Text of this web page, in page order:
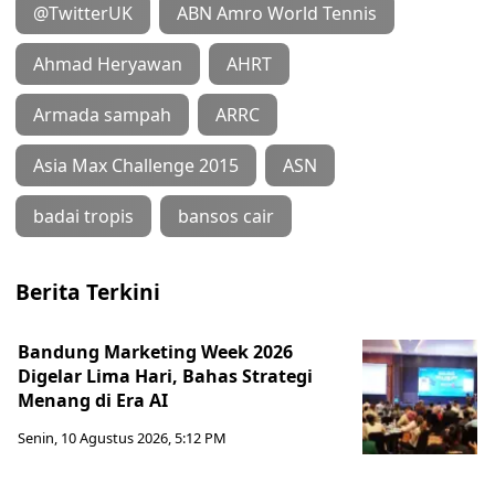
@TwitterUK ABN Amro World Tennis
Ahmad Heryawan AHRT
Armada sampah ARRC
Asia Max Challenge 2015 ASN
badai tropis bansos cair
Berita Terkini
Bandung Marketing Week 2026
Digelar Lima Hari, Bahas Strategi
Menang di Era AI
Senin, 10 Agustus 2026, 5:12 PM